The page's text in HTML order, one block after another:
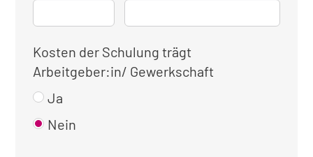
Kosten der Schulung trägt
Arbeitgeber:in/ Gewerkschaft
Ja
Nein